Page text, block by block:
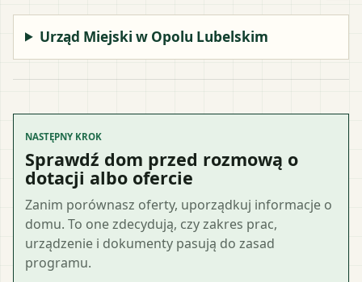
Urząd Miejski w Opolu Lubelskim
NASTĘPNY KROK
Sprawdź dom przed rozmową o
dotacji albo ofercie
Zanim porównasz oferty, uporządkuj informacje o
domu. To one zdecydują, czy zakres prac,
urządzenie i dokumenty pasują do zasad
programu.